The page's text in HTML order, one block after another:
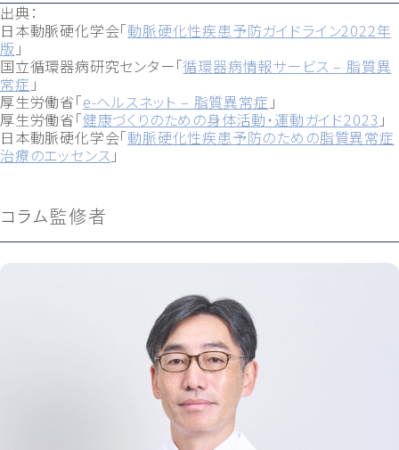
出典：
日本動脈硬化学会「動脈硬化性疾患予防ガイドライン2022年
版 」
国立循環器病研究センター「循環器病情報サービス – 脂質異
常症 」
厚生労働省「e-ヘルスネット – 脂質異常症 」
厚生労働省「健康づくりのための身体活動・運動ガイド2023 」
日本動脈硬化学会「動脈硬化性疾患予防のための脂質異常症
治療のエッセンス 」
コラム監修者